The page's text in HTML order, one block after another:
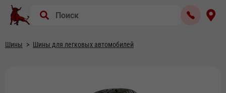
Шины Шины для легковых автомобилей